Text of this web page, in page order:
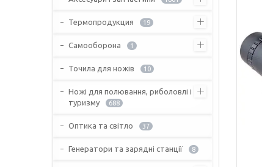
Термопродукция 19
Самооборона 1
Точила для ножів 10
Ножі для полювання, риболовлі і
туризму
688
Оптика та світло 37
Генератори та зарядні станції 8